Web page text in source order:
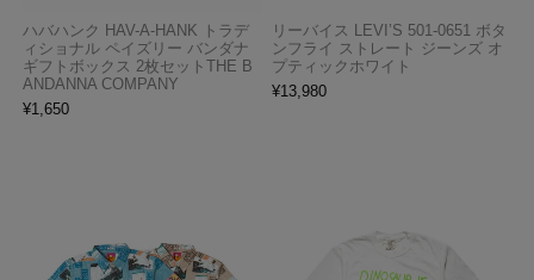
ハバハンク HAV-A-HANK トラデ
ィショナル ペイズリー バンダナ
ギフトボックス 2枚セットTHE B
ANDANNA COMPANY
¥1,650
リーバイス LEVI’S 501-0651 ボタ
ンフライ ストレート ジーンズ オ
プティックホワイト
¥13,980